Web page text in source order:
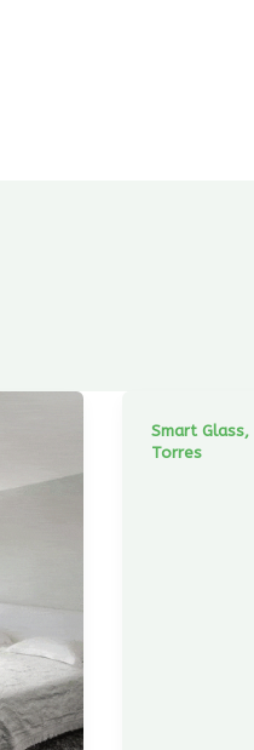
Smart Glass,
Torres